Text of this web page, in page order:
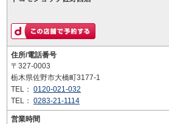
住所/電話番号
〒327-0003
栃木県佐野市大橋町3177-1
TEL： 0120-021-032
TEL： 0283-21-1114
営業時間